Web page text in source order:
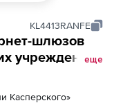
KL4413RANFE
шлюзов
учреждений
еще
Касперского»